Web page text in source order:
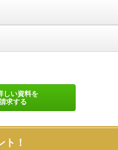
しい資料を
求する
！